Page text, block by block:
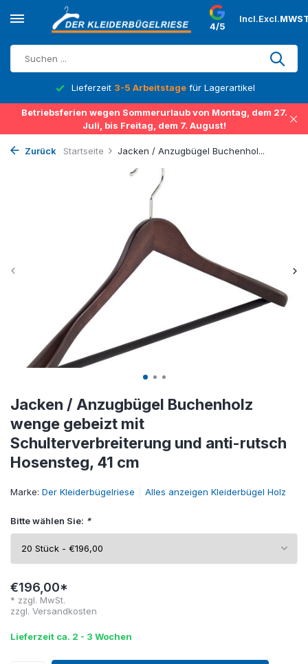
4/5
Incl.Excl.
Lieferzeit 3-5 Arbeitstage für Lagerartikel
Betriebsferien wegen Sommerurlaub von Montag, dem 27.
Juli, bis Freitag, dem 7. August!
Zurück Startseite Jacken / Anzugbügel Buchenhol...
Jacken / Anzugbügel Buchenholz
wenge gebeizt mit
Schulterverbreiterung und anti-rutsch
Hosensteg, 41 cm
Marke: Der Kleiderbügelriese Alles anzeigen Kleiderbügel Holz
Bitte wählen Sie: *
€196,00*
* zzgl. MwSt.
zzgl. Versandkosten
Lieferzeit ca. 2 - 3 Wochen